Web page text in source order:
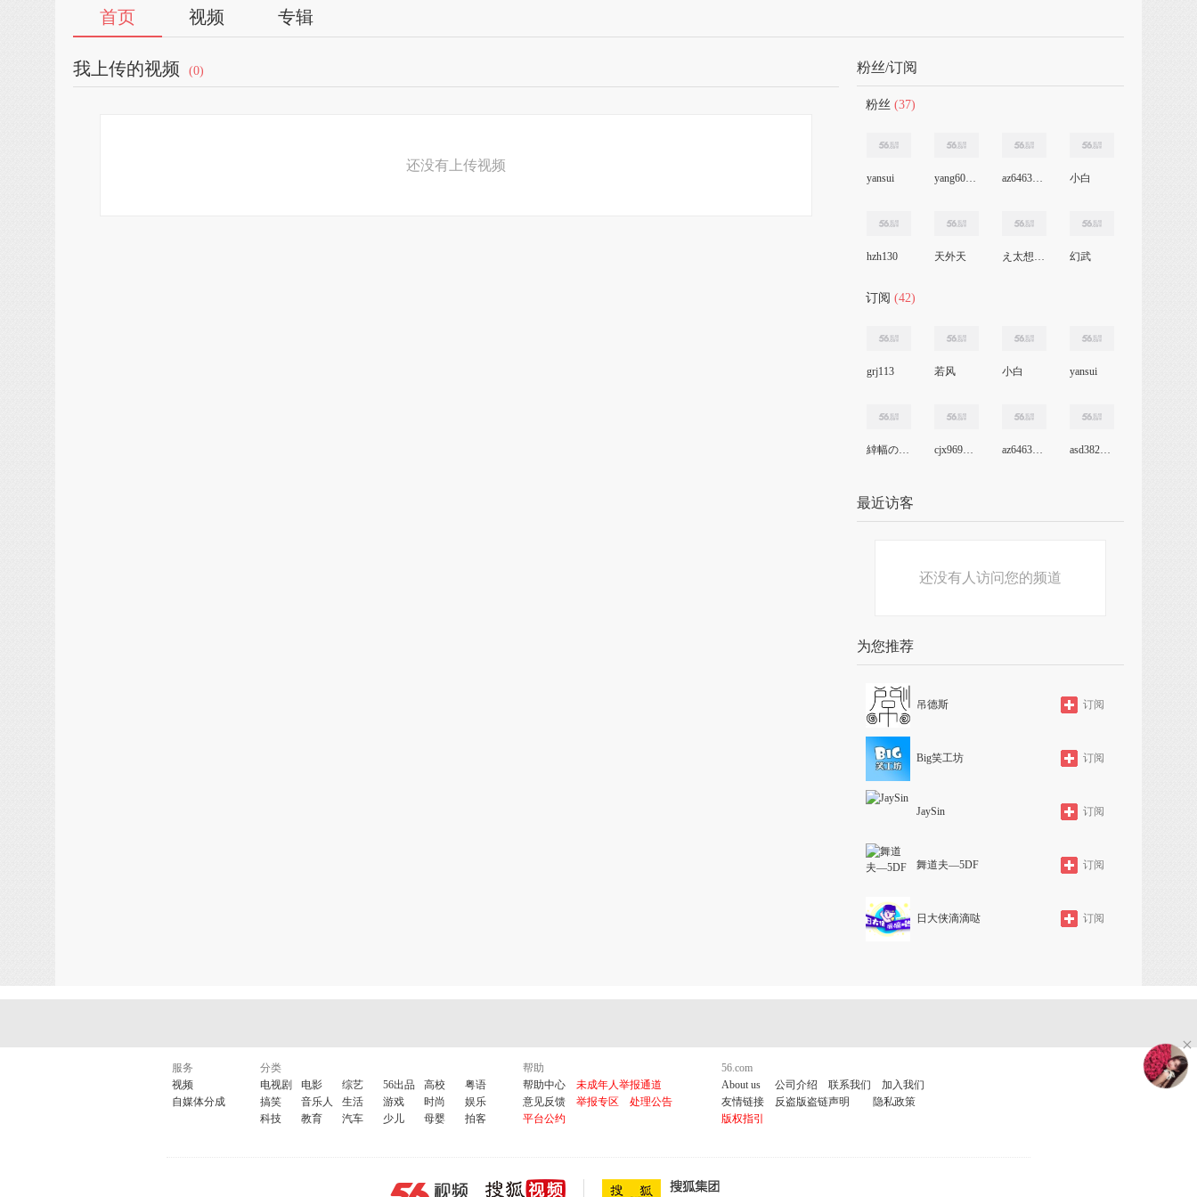
首页 视频 专辑
我上传的视频 (0)
还没有上传视频
粉丝/订阅
粉丝 (37)
yansui yang601033187 az646353667 小白
hzh130 天外天 え太想爱え 幻武
订阅 (42)
grj113 若风 小白 yansui
緈幅の戀ヽ呗 cjx969046847 az646353667 asd382796704
最近访客
还没有人访问您的频道
为您推荐
吊德斯 订阅
Big笑工坊 订阅
JaySin 订阅
舞道夫—5DF 订阅
日大侠滴滴哒 订阅
服务
视频
自媒体分成
分类
电视剧
电影 综艺 56出品 高校
粤语
搞笑
音乐人 生活 游戏 时尚
娱乐
科技
教育 汽车 少儿 母婴 拍客
帮助
帮助中心
未成年人举报通道
意见反馈
举报专区
处理公告
平台公约
56.com
About us
公司介绍 联系我们
加入我们
友情链接
反盗版盗链声明
隐私政策
版权指引